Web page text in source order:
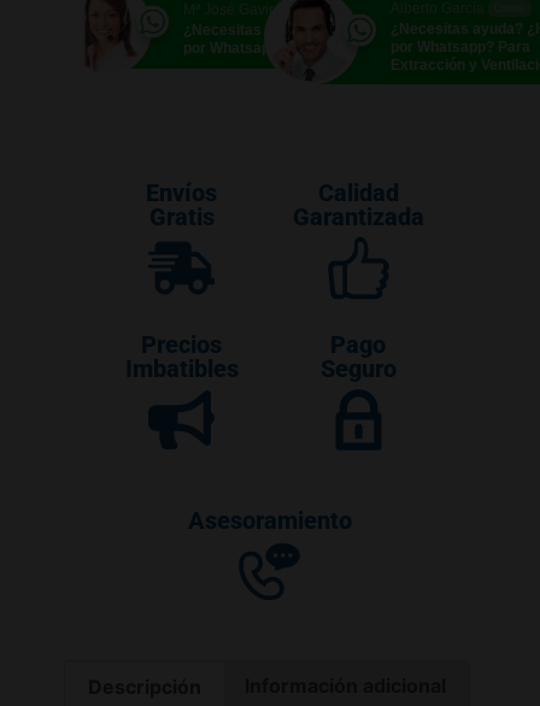
Mª José Gavira Online
¿Necesitas ayuda? ¿Hablamos
por Whatsapp?
¿Necesitas ayuda?
por Whatsapp? Para
Extracción y
Envíos
Gratis
Calidad
Garantizada
Precios
Imbatibles
Pago
Seguro
Asesoramiento